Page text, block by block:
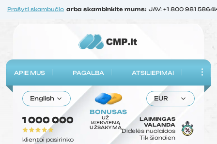
Prašyti skambučio arba skambinkite mums: JAV: +1 800 981 5864
APIE MUS PAGALBA ATSILIEPIMAI
BONUSAS
UŽ
KIEKVIENĄ
UŽSAKYMĄ
English EUR
1 000 000
klientai pasirinko
LAIMINGAS
VALANDA
Didelės nuolaidos
Tik šiandien